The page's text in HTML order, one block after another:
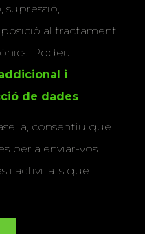
supressió,
al tractament
Podeu
i
de dades.
consentiu que
per a enviar-vos
i activitats que